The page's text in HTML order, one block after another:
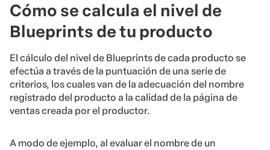
Cómo se calcula el nivel de
Blueprints de tu producto
El cálculo del nivel de Blueprints de cada producto se
efectúa a través de la puntuación de una serie de
criterios, los cuales van de la adecuación del nombre
registrado del producto a la calidad de la página de
ventas creada por el productor.
A modo de ejemplo, al evaluar el nombre de un